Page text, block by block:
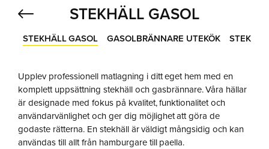
STEKHÄLL GASOL
STEKHÄLL GASOL GASOLBRÄNNARE UTEKÖK
Upplev professionell matlagning i ditt eget hem med en
komplett uppsättning stekhäll och gasbrännare. Våra hällar
är designade med fokus på kvalitet, funktionalitet och
användarvänlighet och ger dig möjlighet att göra de
godaste rätterna. En stekhäll är väldigt mångsidig och kan
användas till allt från hamburgare till paella.